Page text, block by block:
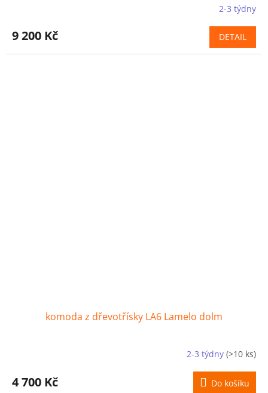
2-3 týdny
9 200 Kč DETAIL
komoda z dřevotřísky LA6 Lamelo dolm
2-3 týdny (>10 ks)
4 700 Kč Do košíku